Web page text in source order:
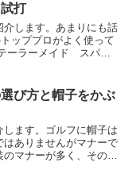
打
します。あまりにも話
ッププロがよく使って
ーラーメイド スパイ
び方と帽子をかぶ
ます。ゴルフに帽子は
ありませんがマナーで
マナーが多く、その中